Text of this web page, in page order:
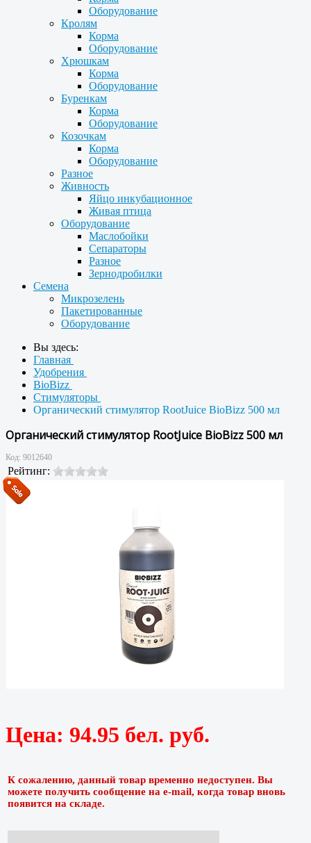
Оборудование
Кролям
Корма
Оборудование
Хрюшкам
Корма
Оборудование
Буренкам
Корма
Оборудование
Козочкам
Корма
Оборудование
Разное
Живность
Яйцо инкубационное
Живая птица
Оборудование
Маслобойки
Сепараторы
Разное
Зернодробилки
Семена
Микрозелень
Пакетированные
Оборудование
Вы здесь:
Главная
Удобрения
BioBizz
Стимуляторы
Органический стимулятор RootJuice BioBizz 500 мл
Органический стимулятор RootJuice BioBizz 500 мл
Код: 9012640
Рейтинг:
Цена: 94.95 бел. руб.
К сожалению, данный товар временно недоступен. Вы
можете получить сообщение на e-mail, когда товар вновь
появится на складе.